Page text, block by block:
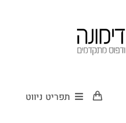
תפריט ניווט